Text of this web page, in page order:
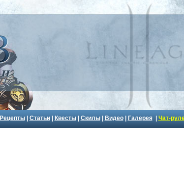
Рецепты| Статьи| Квесты| Скилы| Видео| Галерея| Чат-